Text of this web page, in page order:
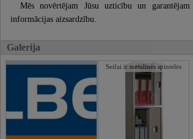
Mēs novērtējam Jūsu uzticību un
informācijas aizsardzību.
Galerija
Seifai ir metalinės spintelės